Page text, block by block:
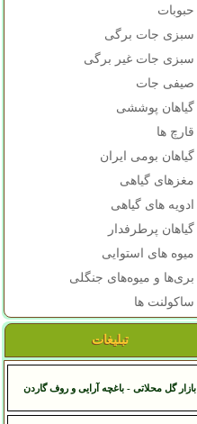
حبوبات
سبزی جات برگی
سبزی جات غیر برگی
صیفی جات
گیاهان پوششی
قارچ ها
گیاهان بومی ایران
مغزهای گیاهی
ادویه های گیاهی
گیاهان پرطرفدار
میوه های استوایی
بری‌ها و میوه‌های جنگلی
ساکولنت ها
تبلیغات
بازار گل محلاتی - باغچه آرایی و روف گاردن